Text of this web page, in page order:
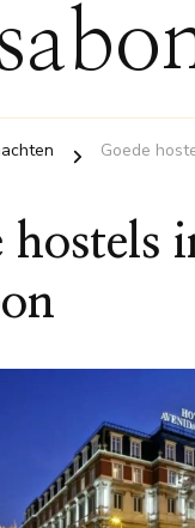
Goede
hostels